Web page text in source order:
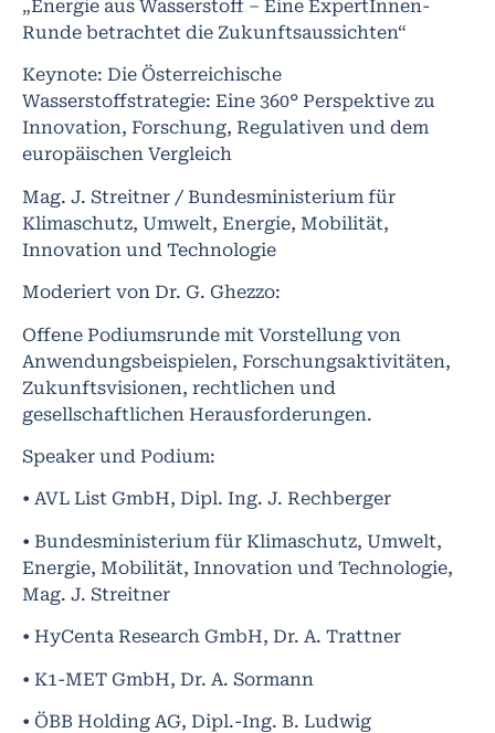
„Energie aus Wasserstoff – Eine ExpertInnen-
Runde betrachtet die Zukunftsaussichten“
Keynote: Die Österreichische
Wasserstoffstrategie: Eine 360° Perspektive zu
Innovation, Forschung, Regulativen und dem
europäischen Vergleich
Mag. J. Streitner / Bundesministerium für
Klimaschutz, Umwelt, Energie, Mobilität,
Innovation und Technologie
Moderiert von Dr. G. Ghezzo:
Offene Podiumsrunde mit Vorstellung von
Anwendungsbeispielen, Forschungsaktivitäten,
Zukunftsvisionen, rechtlichen und
gesellschaftlichen Herausforderungen.
Speaker und Podium:
• AVL List GmbH, Dipl. Ing. J. Rechberger
• Bundesministerium für Klimaschutz, Umwelt,
Energie, Mobilität, Innovation und Technologie,
Mag. J. Streitner
• HyCenta Research GmbH, Dr. A. Trattner
• K1-MET GmbH, Dr. A. Sormann
• ÖBB Holding AG, Dipl.-Ing. B. Ludwig